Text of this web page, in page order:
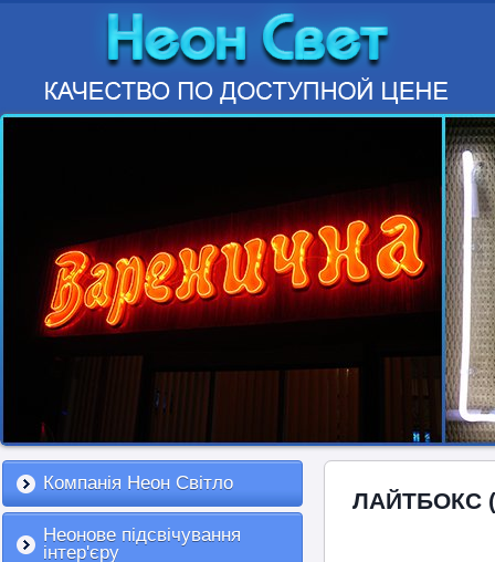
Компанія Неон Світло
Неонове підсвічування
інтер'єру
ЛАЙТБОКС